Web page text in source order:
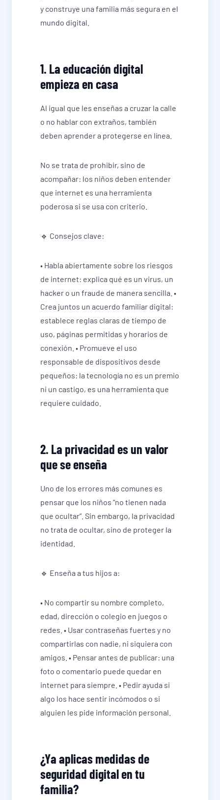
y construye una familia más segura en el
mundo digital.
1. La educación digital
empieza en casa
Al igual que les enseñas a cruzar la calle
o no hablar con extraños, también
deben aprender a protegerse en línea.
No se trata de prohibir, sino de
acompañar: los niños deben entender
que internet es una herramienta
poderosa si se usa con criterio.
🔹 Consejos clave:
• Habla abiertamente sobre los riesgos
de internet: explica qué es un virus, un
hacker o un fraude de manera sencilla. •
Crea juntos un acuerdo familiar digital:
establece reglas claras de tiempo de
uso, páginas permitidas y horarios de
conexión. • Promueve el uso
responsable de dispositivos desde
pequeños: la tecnología no es un premio
ni un castigo, es una herramienta que
requiere cuidado.
2. La privacidad es un valor
que se enseña
Uno de los errores más comunes es
pensar que los niños “no tienen nada
que ocultar”. Sin embargo, la privacidad
no trata de ocultar, sino de proteger la
identidad.
🔹 Enseña a tus hijos a:
• No compartir su nombre completo,
edad, dirección o colegio en juegos o
redes. • Usar contraseñas fuertes y no
compartirlas con nadie, ni siquiera con
amigos. • Pensar antes de publicar: una
foto o comentario puede quedar en
internet para siempre. • Pedir ayuda si
algo los hace sentir incómodos o si
alguien les pide información personal.
¿Ya aplicas medidas de
seguridad digital en tu
familia?